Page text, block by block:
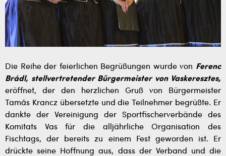
Die Reihe der feierlichen Begrüßungen wurde von Ferenc
Brádl, stellvertretender Bürgermeister von Vaskeresztes,
eröffnet, der den herzlichen Gruß von Bürgermeister
Tamás Krancz übersetzte und die Teilnehmer begrüßte. Er
dankte der Vereinigung der Sportfischerverbände des
Komitats Vas für die alljährliche Organisation des
Fischtags, der bereits zu einem Fest geworden ist. Er
drückte seine Hoffnung aus, dass der Verband und die